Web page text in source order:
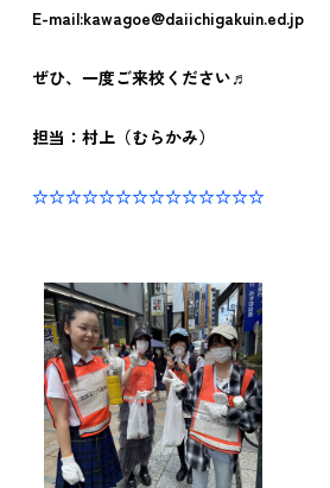
E-mail:kawagoe@daiichigakuin.ed.jp
ぜひ、一度ご来校ください♬
担当：村上（むらかみ）
☆☆☆☆☆☆☆☆☆☆☆☆☆☆